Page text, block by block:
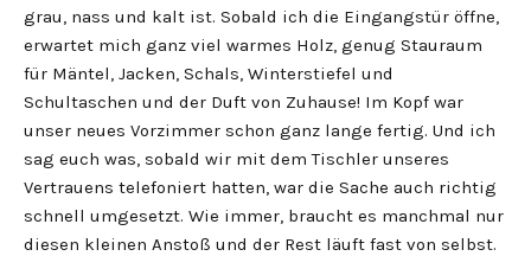
grau, nass und kalt ist. Sobald ich die Eingangstür öffne,
erwartet mich ganz viel warmes Holz, genug Stauraum
für Mäntel, Jacken, Schals, Winterstiefel und
Schultaschen und der Duft von Zuhause! Im Kopf war
unser neues Vorzimmer schon ganz lange fertig. Und ich
sag euch was, sobald wir mit dem Tischler unseres
Vertrauens telefoniert hatten, war die Sache auch richtig
schnell umgesetzt. Wie immer, braucht es manchmal nur
diesen kleinen Anstoß und der Rest läuft fast von selbst.